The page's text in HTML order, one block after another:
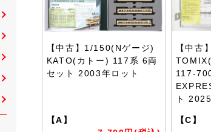
【中古】1/150(Nゲージ)
KATO(カトー) 117系 6両
セット 2003年ロット
【A】
【中古
117-
ト
【C】